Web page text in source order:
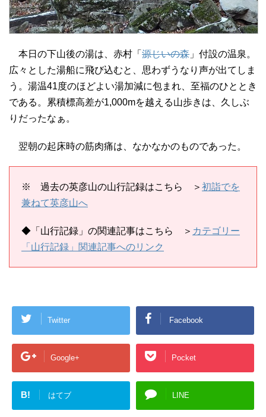
本日の下山後の湯は、赤村「 源じいの森 」付設の温泉。
広々とした湯船に飛び込むと、思わずうなり声が出てしま
う。湯温41度のほどよい湯加減に包まれ、至福のひととき
である。累積標高差が1,000mを越える山歩きは、久しぶ
りだったなぁ。
翌朝の起床時の筋肉痛は、なかなかのものであった。
※ 過去の英彦山の山行記録はこちら ＞ 初詣でを
兼ねて英彦山へ
◆「山行記録」の関連記事はこちら ＞ カテゴリー
「山行記録」関連記事へのリンク
Twitter Facebook
Google+ Pocket
B! はてブ LINE